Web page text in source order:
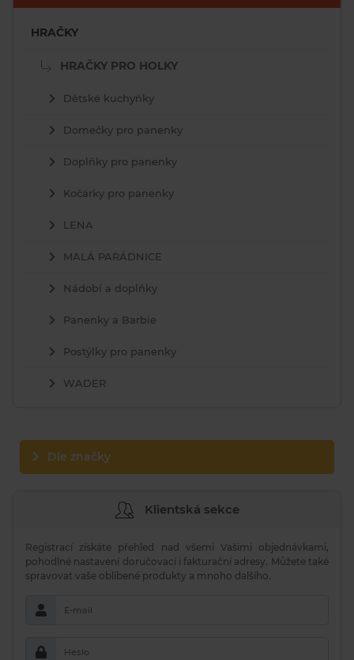
HRAČKY
HRAČKY PRO HOLKY
Dětské kuchyňky
Domečky pro panenky
Doplňky pro panenky
Kočárky pro panenky
LENA
MALÁ PARÁDNICE
Nádobí a doplňky
Panenky a Barbie
Postýlky pro panenky
WADER
Dle značky
Klientská sekce
Registrací získáte přehled nad všemi Vašimi objednávkami,
pohodlné nastavení doručovací i fakturační adresy. Můžete také
spravovat vaše oblíbené produkty a mnoho dalšího.
E-mail
Heslo